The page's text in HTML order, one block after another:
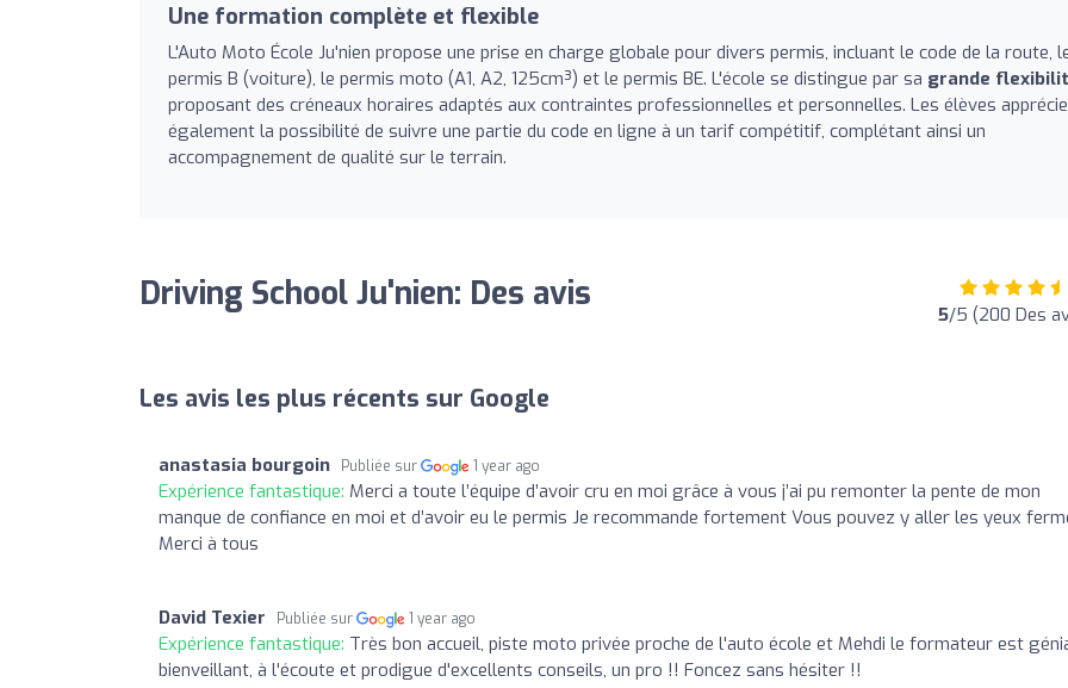
Une formation complète et flexible
L'Auto Moto École Ju'nien propose une prise en charge globale pour divers permis, incluant le code de la route,
permis B (voiture), le permis moto (A1, A2, 125cm³) et le permis BE. L'école se distingue par sa grande
proposant des créneaux horaires adaptés aux contraintes professionnelles et personnelles. Les élèves
également la possibilité de suivre une partie du code en ligne à un tarif compétitif, complétant ainsi un
accompagnement de qualité sur le terrain.
Driving School Ju'nien: Des avis 5/5 (200 Des
Les avis les plus récents sur Google
anastasia bourgoin Publiée sur 1 year ago
Expérience fantastique: Merci a toute l’équipe d’avoir cru en moi grâce à vous j’ai pu remonter la pente de mon
manque de confiance en moi et d’avoir eu le permis Je recommande fortement Vous pouvez y aller les yeux
Merci à tous
David Texier Publiée sur 1 year ago
Expérience fantastique: Très bon accueil, piste moto privée proche de l'auto école et Mehdi le formateur est
bienveillant, à l'écoute et prodigue d'excellents conseils, un pro !! Foncez sans hésiter !!